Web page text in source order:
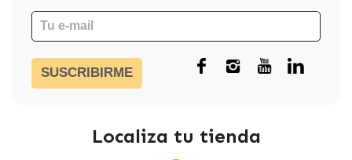
SUSCRIBIRME
Localiza tu tienda